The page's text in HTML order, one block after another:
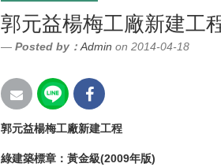
郭元益楊梅工廠新建工
Posted by： Admin on 2014-04-18
郭元益楊梅工廠新建工程
綠建築標章：黃金級(2009年版)